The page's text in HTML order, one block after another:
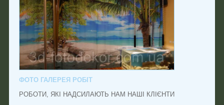
ФОТО ГАЛЕРЕЯ РОБІТ
РОБОТИ, ЯКІ НАДСИЛАЮТЬ НАМ НАШІ КЛІЄНТИ